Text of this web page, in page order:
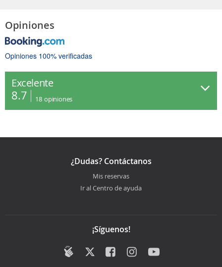
Opiniones
Opiniones 100% verificadas
Excelente
8.7 18 opiniones
¿Dudas? Contáctanos
Mis reservas
Ir al Centro de ayuda
¡Síguenos!